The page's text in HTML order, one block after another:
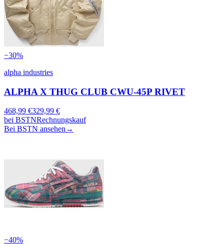
−30%
alpha industries
ALPHA X THUG CLUB CWU-45P RIVET
468,99 €329,99 €
bei BSTNRechnungskauf
Bei BSTN ansehen →
−40%